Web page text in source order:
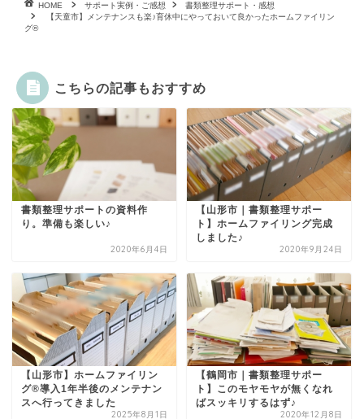
HOME サポート実例・ご感想
書類整理サポート・感想
【天童市】メンテナンスも楽♪育休中にやっておいて良かったホームファイリン
グ®
こちらの記事もおすすめ
書類整理サポートの資料作
り。準備も楽しい♪
2020年6月4日
【山形市｜書類整理サポー
ト】ホームファイリング完成
しました♪
2020年9月24日
【山形市】ホームファイリン
グ®導入1年半後のメンテナン
スへ行ってきました
2025年8月1日
【鶴岡市｜書類整理サポー
ト】このモヤモヤが無くなれ
ばスッキリするはず♪
2020年12月8日